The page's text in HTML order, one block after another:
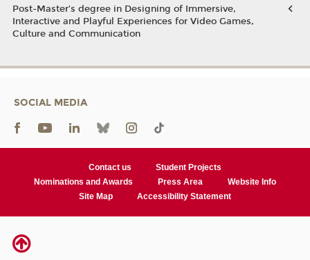
Post-Master’s degree in Designing of Immersive,
Interactive and Playful Experiences for Video Games,
Culture and Communication
SOCIAL MEDIA
Contact us
Student Projects
Nominations and Awards
Press Area
Website Info
Site Map
Accessibility Statement